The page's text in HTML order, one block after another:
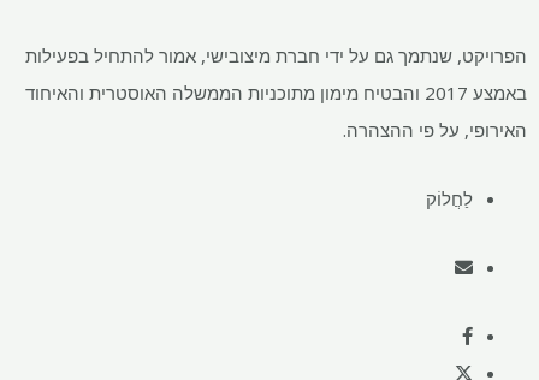
הפרויקט, שנתמך גם על ידי חברת מיצובישי, אמור להתחיל בפעילות
באמצע 2017 והבטיח מימון מתוכניות הממשלה האוסטרית והאיחוד
האירופי, על פי ההצהרה.
לַחֲלוֹק